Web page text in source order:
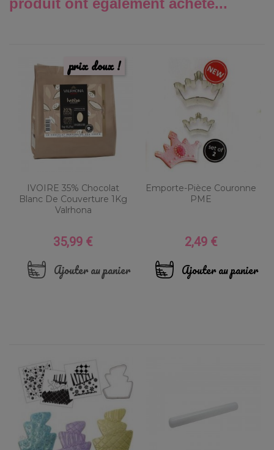
produit ont également acheté...
IVOIRE 35% Chocolat
Blanc De Couverture 1Kg
Valrhona
Prix
35,99 €
Ajouter au panier
prix doux !
Emporte-Pièce Couronne
PME
Prix
2,49 €
Ajouter au panier